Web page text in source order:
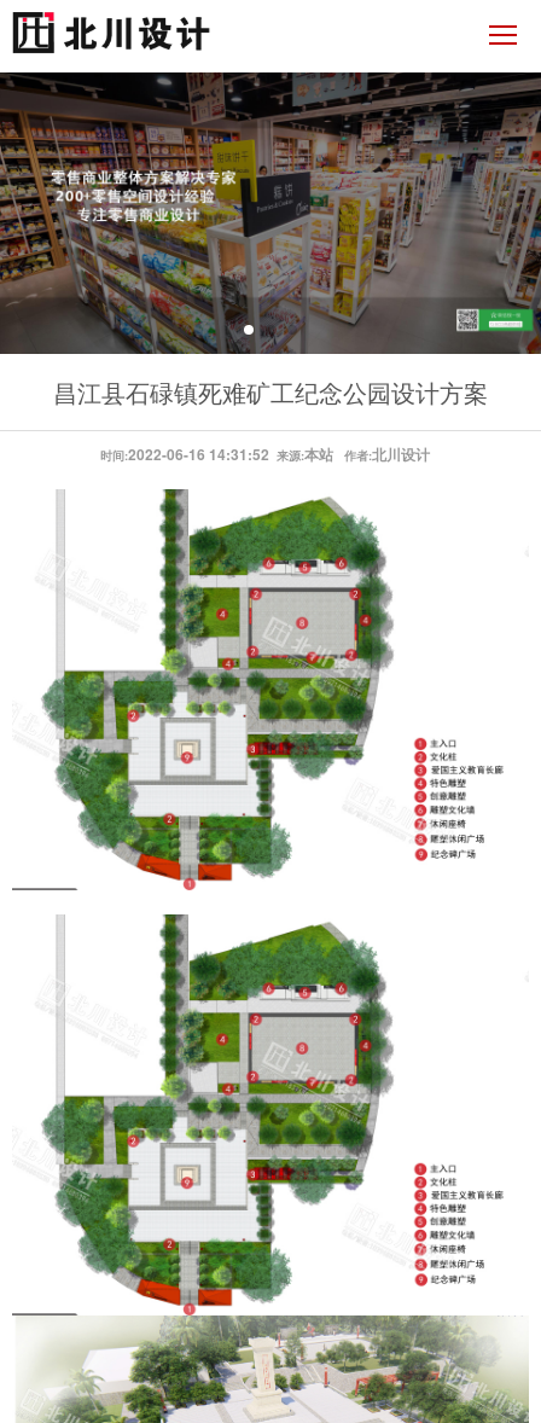
昌江县石碌镇死难矿工纪念公园设计方案
时间:2022-06-16 14:31:52 来源:本站 作者:北川设计